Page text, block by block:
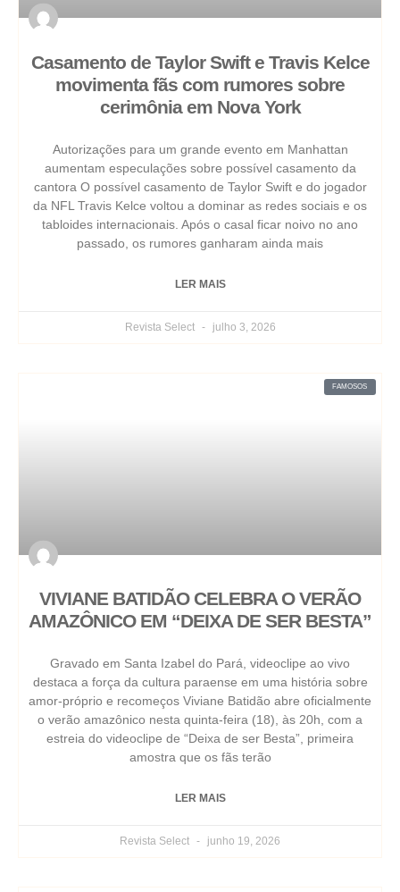
Casamento de Taylor Swift e Travis Kelce
movimenta fãs com rumores sobre
cerimônia em Nova York
Autorizações para um grande evento em Manhattan
aumentam especulações sobre possível casamento da
cantora O possível casamento de Taylor Swift e do jogador
da NFL Travis Kelce voltou a dominar as redes sociais e os
tabloides internacionais. Após o casal ficar noivo no ano
passado, os rumores ganharam ainda mais
LER MAIS
Revista Select julho 3, 2026
FAMOSOS
VIVIANE BATIDÃO CELEBRA O VERÃO
AMAZÔNICO EM “DEIXA DE SER BESTA”
Gravado em Santa Izabel do Pará, videoclipe ao vivo
destaca a força da cultura paraense em uma história sobre
amor-próprio e recomeços Viviane Batidão abre oficialmente
o verão amazônico nesta quinta-feira (18), às 20h, com a
estreia do videoclipe de “Deixa de ser Besta”, primeira
amostra que os fãs terão
LER MAIS
Revista Select junho 19, 2026